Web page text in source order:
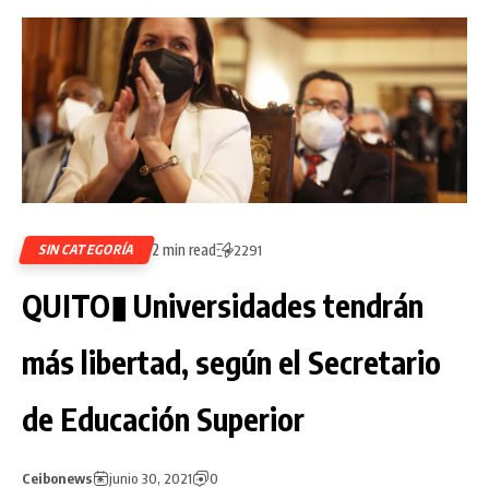
SIN CATEGORÍA 2 min read 2291
QUITO▮ Universidades tendrán
más libertad, según el Secretario
de Educación Superior
Ceibonews junio 30, 2021 0